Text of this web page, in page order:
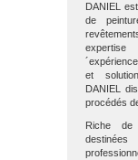
DANIEL
de
et
DANIEL
procédés
Riche de